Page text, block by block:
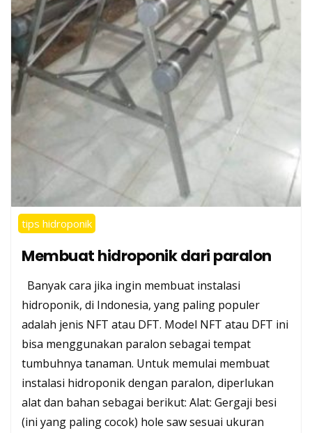
tips hidroponik
Membuat hidroponik dari paralon
Banyak cara jika ingin membuat instalasi
hidroponik, di Indonesia, yang paling populer
adalah jenis NFT atau DFT. Model NFT atau DFT ini
bisa menggunakan paralon sebagai tempat
tumbuhnya tanaman. Untuk memulai membuat
instalasi hidroponik dengan paralon, diperlukan
alat dan bahan sebagai berikut: Alat: Gergaji besi
(ini yang paling cocok) hole saw sesuai ukuran